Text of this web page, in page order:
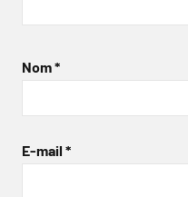
Nom*
E-mail *